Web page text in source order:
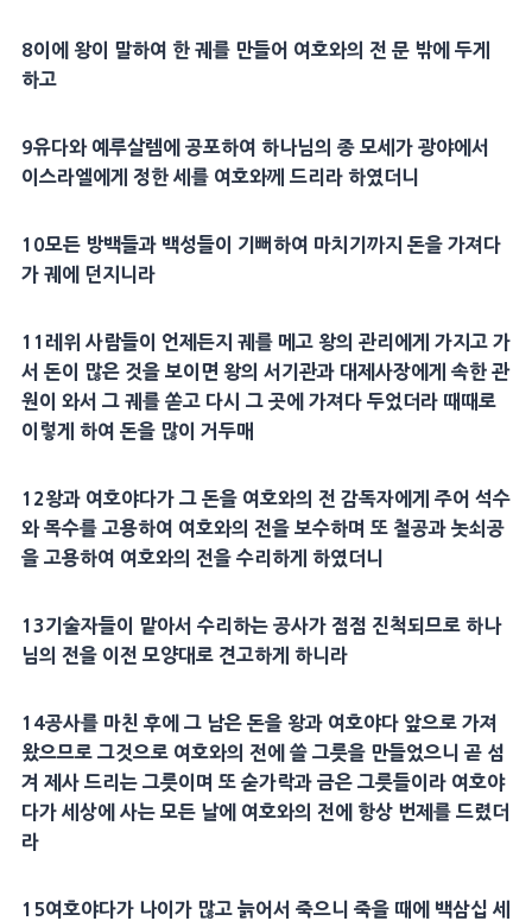
8이에 왕이 말하여 한 궤를 만들어 여호와의 전 문 밖에 두게
하고
9유다와 예루살렘에 공포하여 하나님의 종 모세 가 광야에서
이스라엘에게 정한 세를 여호와께 드리라 하였더니
10모든 방백들과 백성들이 기뻐하여 마치기까지 돈을 가져다
가 궤에 던지니라
11 레위 사람들이 언제든지 궤를 메고 왕의 관리에게 가지고 가
서 돈이 많은 것을 보이면 왕의 서기관과 대제사장에게 속한 관
원 이 와서 그 궤를 쏟고 다시 그 곳에 가져다 두었더라 때때로
이렇게 하여 돈을 많이 거두매
12왕과 여호야다가 그 돈을 여호와의 전 감독자에게 주어 석수
와목수를 고용하여 여호와의 전을 보수하며 또 철공과 놋쇠공
을 고용하여 여호와의 전을 수리하게 하였더니
13기술자들이 맡아서 수리하는 공사가 점점 진척되므로 하나
님의 전을 이전 모양대로 견고하게 하니라
14공사를 마친 후에 그 남은 돈을 왕과 여호야다앞으로 가져
왔으므로 그것으로 여호와의 전에 쓸 그릇을 만들었으니 곧 섬
겨 제사 드리는 그릇이며 또 숟가락과 금은 그릇들이라 여호야
다가 세상에 사는 모든 날에 여호와의 전에 항상 번제 를 드렸더
라
15여호야다가 나이가 많고 늙어서 죽으니 죽을 때에 백삼십 세